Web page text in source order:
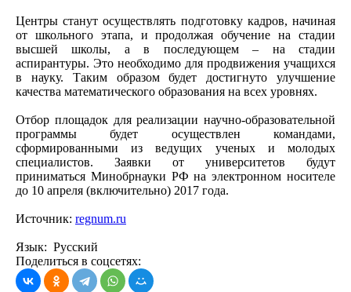
Центры станут осуществлять подготовку кадров, начиная
от школьного этапа, и продолжая обучение на стадии
высшей школы, а в последующем – на стадии
аспирантуры. Это необходимо для продвижения учащихся
в науку. Таким образом будет достигнуто улучшение
качества математического образования на всех уровнях.
Отбор площадок для реализации научно-образовательной
программы будет осуществлен командами,
сформированными из ведущих ученых и молодых
специалистов. Заявки от университетов будут
приниматься Минобрнауки РФ на электронном носителе
до 10 апреля (включительно) 2017 года.
Источник: regnum.ru
Язык: Русский
Поделиться в соцсетях: